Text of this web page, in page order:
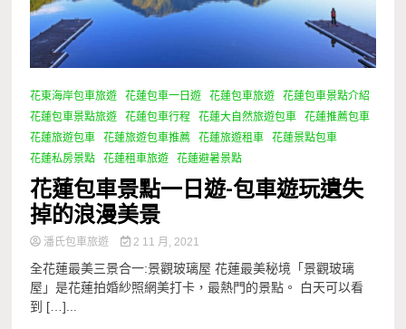
花東海岸包車旅遊 花蓮包車一日遊 花蓮包車旅遊
花蓮包車景點介紹
花蓮包車景點旅遊
花蓮包車行程 花蓮大自然旅遊包車
花蓮推薦包車
花蓮旅遊包車
花蓮旅遊包車推薦 花蓮旅遊租車
花蓮景點包車
花蓮私房景點
花蓮租車旅遊 花蓮避暑景點
花蓮包車景點一日遊-包車遊玩遺失
掉的浪漫美景
潘氏包車旅遊 2 11 月, 2021
全花蓮最美三景合一:景觀玻璃屋 花蓮最美秘境「景觀玻璃
屋」是花蓮拍婚紗照網美打卡，最熱門的景點。 白天可以看
到 […]...